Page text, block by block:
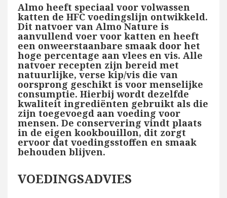
Almo heeft speciaal voor volwassen
katten de HFC voedingslijn ontwikkeld.
Dit natvoer van Almo Nature is
aanvullend voer voor katten en heeft
een onweerstaanbare smaak door het
hoge percentage aan vlees en vis. Alle
natvoer recepten zijn bereid met
natuurlijke, verse kip/vis die van
oorsprong geschikt is voor menselijke
consumptie. Hierbij wordt dezelfde
kwaliteit ingrediënten gebruikt als die
zijn toegevoegd aan voeding voor
mensen. De conservering vindt plaats
in de eigen kookbouillon, dit zorgt
ervoor dat voedingsstoffen en smaak
behouden blijven.
VOEDINGSADVIES